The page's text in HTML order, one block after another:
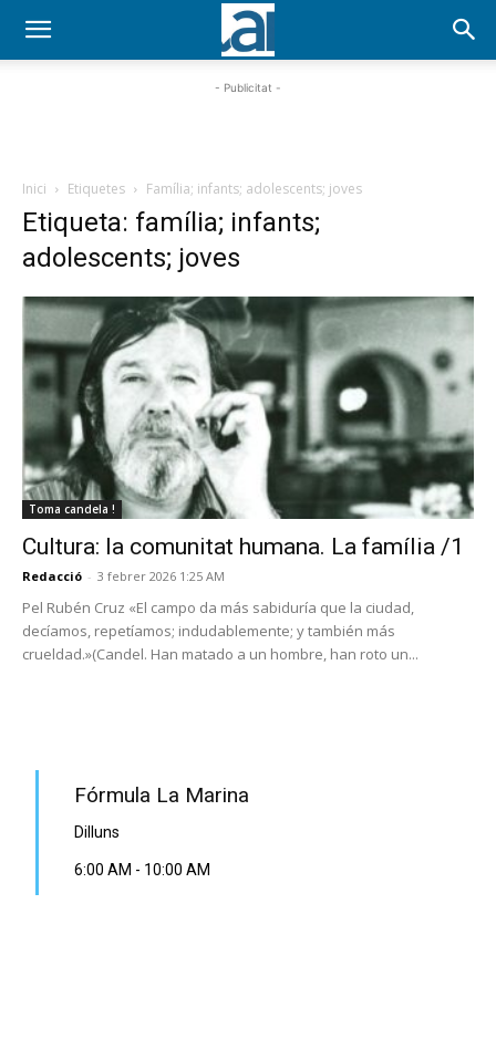
- Publicitat -
Inici Etiquetes Família; infants; adolescents; joves
Etiqueta: família; infants;
adolescents; joves
Toma candela !
Cultura: la comunitat humana. La família /1
Redacció - 3 febrer 2026 1:25 AM
Pel Rubén Cruz «El campo da más sabiduría que la ciudad,
decíamos, repetíamos; indudablemente; y también más
crueldad.»(Candel. Han matado a un hombre, han roto un...
Fórmula La Marina
Dilluns
6:00 AM - 10:00 AM